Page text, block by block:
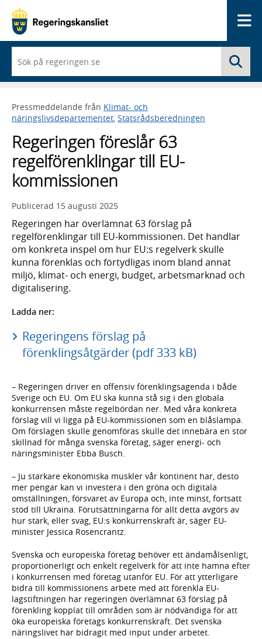
du
börjar
skriva
framträder
en
med
sökförslag
Pressmeddelande från Klimat- och
näringslivsdepartementet, Statsrådsberedningen
Regeringen föreslår 63
regelförenklingar till EU-
kommissionen
Publicerad 15 augusti 2025
Regeringen har överlämnat 63 förslag på
regelförenklingar till EU-kommissionen. Det handlar
om konkreta inspel om hur EU:s regelverk skulle
kunna förenklas och förtydligas inom bland annat
miljö, klimat- och energi, budget, arbetsmarknad och
digitalisering.
Ladda ner:
Regeringens förslag på
förenklingsåtgärder (pdf 333 kB)
– Regeringen driver en offensiv förenklingsagenda i både
Sverige och EU. Om EU ska kunna stå sig i den globala
konkurrensen måste regelbördan ner. Med våra konkreta
förslag vill vi ligga på EU-kommissionen som en blåslampa.
Om förslagen skulle genomföras skulle det innebära en stor
skillnad för många svenska företag, säger energi- och
näringsminister Ebba Busch.
– Ju starkare ekonomiska muskler vå​r kontinent ha​r, desto
mer pengar kan vi investera i den gröna och digitala
omställningen,​​ försvaret av Europa och, inte minst, ​fortsatt
stöd till Ukraina. Förutsättningarna för allt detta avgörs av
hur stark​, eller svag, EU:s konkurrenskraft är, säger EU-
minister Jessica Rosencrantz.
Svenska och europeiska företag behöver ett ändamålsenligt,
proportionerligt och enkelt regelverk för att inte hamna efter
i konkurrensen med företag utanför EU. För att ytterligare
bidra till kommissionens arbete med att förenkla EU-
lagstiftningen har regeringen överlämnat 63 förslag på
förenkling kopplat till områden som är nödvändiga för att
öka europeiska företags konkurrenskraft. Det svenska
näringslivet har bidragit med input under arbetet.